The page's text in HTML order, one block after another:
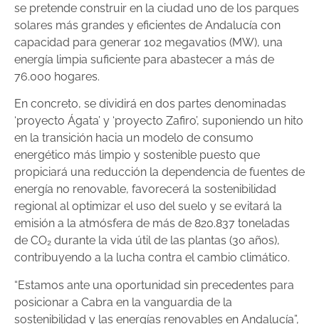
se pretende construir en la ciudad uno de los parques
solares más grandes y eficientes de Andalucía con
capacidad para generar 102 megavatios (MW), una
energía limpia suficiente para abastecer a más de
76.000 hogares.
En concreto, se dividirá en dos partes denominadas
‘proyecto Ágata’ y ‘proyecto Zafiro’, suponiendo un hito
en la transición hacia un modelo de consumo
energético más limpio y sostenible puesto que
propiciará una reducción la dependencia de fuentes de
energía no renovable, favorecerá la sostenibilidad
regional al optimizar el uso del suelo y se evitará la
emisión a la atmósfera de más de 820.837 toneladas
de CO₂ durante la vida útil de las plantas (30 años),
contribuyendo a la lucha contra el cambio climático.
“Estamos ante una oportunidad sin precedentes para
posicionar a Cabra en la vanguardia de la
sostenibilidad y las energías renovables en Andalucía”,